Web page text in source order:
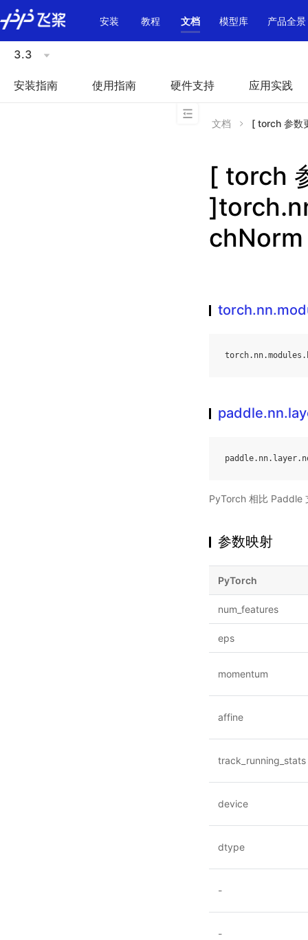
\u200E
安装
教程 文档 模型库 产品全景
3.3
安装指南 使用指南 硬件支持 应用实践
文档 [ torch 参数
[ torch
chNorm
torch. nn.modules .
paddle. nn. layer.
PyTorch 相比 Paddle
参数映射
PyTorch
num_features
eps
momentum
affine
track_running_stats
device
dtype
-
-